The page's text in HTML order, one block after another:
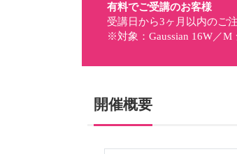
有料でご受講のお客様
受講日から3ヶ月以内のご注
※対象：Gaussian 16W／M
開催概要